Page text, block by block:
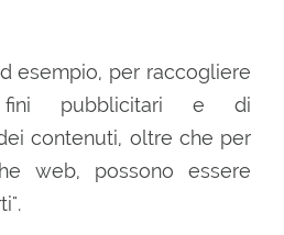
esempio, per raccogliere
fini pubblicitari e di
contenuti, oltre che per
web, possono essere